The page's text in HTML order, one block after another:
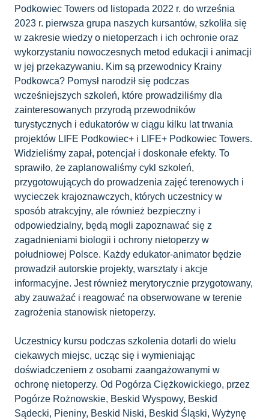
Podkowiec Towers od listopada 2022 r. do września
2023 r. pierwsza grupa naszych kursantów, szkoliła się
w zakresie wiedzy o nietoperzach i ich ochronie oraz
wykorzystaniu nowoczesnych metod edukacji i animacji
w jej przekazywaniu. Kim są przewodnicy Krainy
Podkowca? Pomysł narodził się podczas
wcześniejszych szkoleń, które prowadziliśmy dla
zainteresowanych przyrodą przewodników
turystycznych i edukatorów w ciągu kilku lat trwania
projektów LIFE Podkowiec+ i LIFE+ Podkowiec Towers.
Widzieliśmy zapał, potencjał i doskonałe efekty. To
sprawiło, że zaplanowaliśmy cykl szkoleń,
przygotowujących do prowadzenia zajęć terenowych i
wycieczek krajoznawczych, których uczestnicy w
sposób atrakcyjny, ale również bezpieczny i
odpowiedzialny, będą mogli zapoznawać się z
zagadnieniami biologii i ochrony nietoperzy w
południowej Polsce. Każdy edukator-animator będzie
prowadził autorskie projekty, warsztaty i akcje
informacyjne. Jest również merytorycznie przygotowany,
aby zauważać i reagować na obserwowane w terenie
zagrożenia stanowisk nietoperzy.
Uczestnicy kursu podczas szkolenia dotarli do wielu
ciekawych miejsc, ucząc się i wymieniając
doświadczeniem z osobami zaangażowanymi w
ochronę nietoperzy. Od Pogórza Ciężkowickiego, przez
Pogórze Rożnowskie, Beskid Wyspowy, Beskid
Sądecki, Pieniny, Beskid Niski, Beskid Śląski, Wyżynę